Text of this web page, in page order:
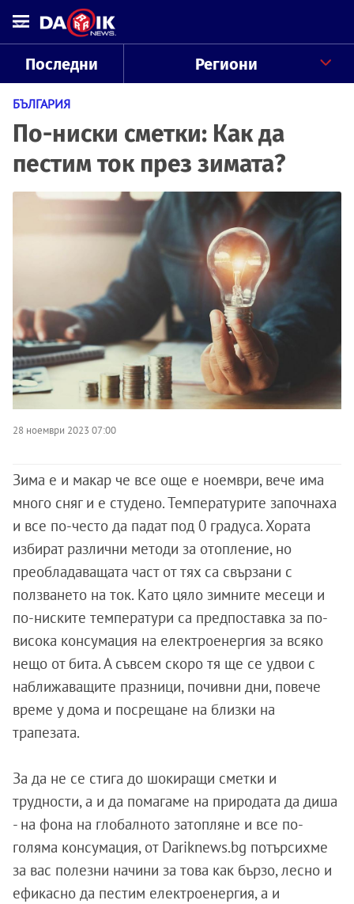
Последни Региони
БЪЛГАРИЯ
По-ниски сметки: Как да
пестим ток през зимата?
28 ноември 2023 07:00
Зима е и макар че все още е ноември, вече има
много сняг и е студено. Температурите започнаха
и все по-често да падат под 0 градуса. Хората
избират различни методи за отопление, но
преобладаващата част от тях са свързани с
ползването на ток. Като цяло зимните месеци и
по-ниските температури са предпоставка за по-
висока консумация на електроенергия за всяко
нещо от бита. А съвсем скоро тя ще се удвои с
наближаващите празници, почивни дни, повече
време у дома и посрещане на близки на
трапезата.
За да не се стига до шокиращи сметки и
трудности, а и да помагаме на природата да диша
- на фона на глобалното затопляне и все по-
голяма консумация, от Dariknews.bg потърсихме
за вас полезни начини за това как бързо, лесно и
ефикасно да пестим електроенергия, а и